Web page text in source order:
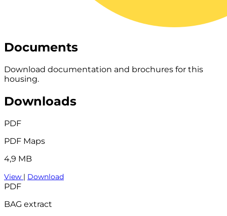
Documents
Download documentation and brochures for this
housing.
Downloads
PDF
PDF Maps
4,9 MB
View | Download
PDF
BAG extract